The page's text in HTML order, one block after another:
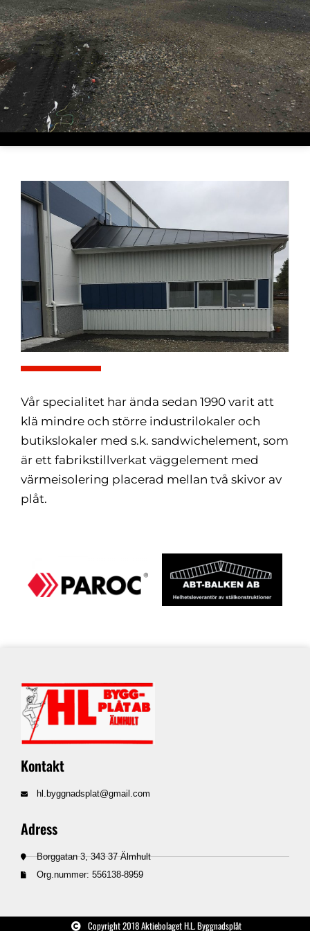
Vår specialitet har ända sedan 1990 varit att
klä mindre och större industrilokaler och
butikslokaler med s.k. sandwichelement, som
är ett fabrikstillverkat väggelement med
värmeisolering placerad mellan två skivor av
plåt.
Kontakt
hl.byggnadsplat@gmail.com
Adress
Borggatan 3, 343 37 Älmhult
Org.nummer: 556138-8959
Copyright 2018 Aktiebolaget H.L. Byggnadsplåt